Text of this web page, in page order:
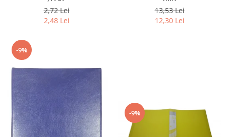
2,72 Lei
2,48 Lei
13,53 Lei
12,30 Lei
-9%
-9%